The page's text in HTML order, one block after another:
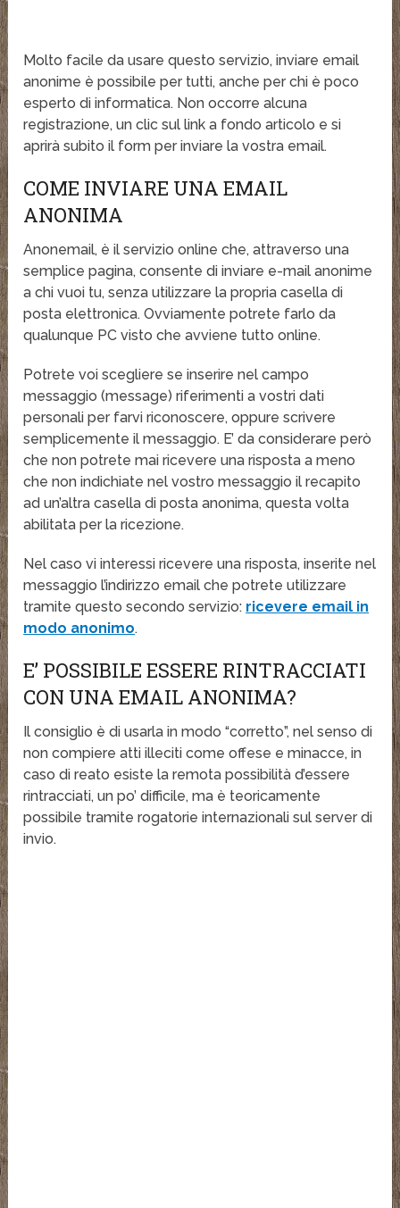
Molto facile da usare questo servizio, inviare email
anonime è possibile per tutti, anche per chi è poco
esperto di informatica. Non occorre alcuna
registrazione, un clic sul link a fondo articolo e si
aprirà subito il form per inviare la vostra email.
COME INVIARE UNA EMAIL
ANONIMA
Anonemail, è il servizio online che, attraverso una
semplice pagina, consente di inviare e-mail anonime
a chi vuoi tu, senza utilizzare la propria casella di
posta elettronica. Ovviamente potrete farlo da
qualunque PC visto che avviene tutto online.
Potrete voi scegliere se inserire nel campo
messaggio (message) riferimenti a vostri dati
personali per farvi riconoscere, oppure scrivere
semplicemente il messaggio. E’ da considerare però
che non potrete mai ricevere una risposta a meno
che non indichiate nel vostro messaggio il recapito
ad un’altra casella di posta anonima, questa volta
abilitata per la ricezione.
Nel caso vi interessi ricevere una risposta, inserite nel
messaggio l’indirizzo email che potrete utilizzare
tramite questo secondo servizio: ricevere email in
modo anonimo.
E’ POSSIBILE ESSERE RINTRACCIATI
CON UNA EMAIL ANONIMA?
Il consiglio è di usarla in modo “corretto”, nel senso di
non compiere atti illeciti come offese e minacce, in
caso di reato esiste la remota possibilità d’essere
rintracciati, un po’ difficile, ma è teoricamente
possibile tramite rogatorie internazionali sul server di
invio.